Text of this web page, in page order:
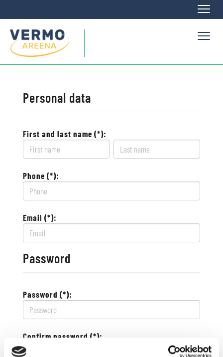
Personal data
First and last name (*):
Phone (*):
Email (*):
Password
Password (*):
Confirm password (*):